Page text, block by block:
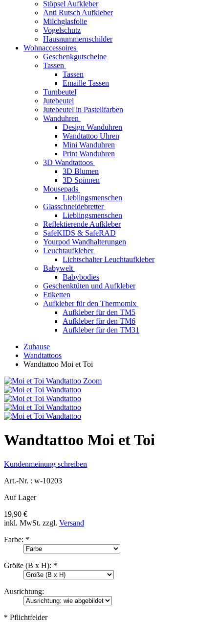
Stöpsel Aufkleber
Anti Rutsch Aufkleber
Milchglasfolie
Vogelschutz
Hausnummernschilder
Wohnaccessoires
Geschenkgutscheine
Tassen
Tassen
Emaille Tassen
Turnbeutel
Jutebeutel
Jutebeutel in Pastellfarben
Wanduhren
Design Wanduhren
Wandtattoo Uhren
Mini Wanduhren
Print Wanduhren
3D Wandtattoos
3D Blumen
3D Spinnen
Mousepads
Lieblingsmenschen
Glasschneidebretter
Lieblingsmenschen
Reflektierende Aufkleber
SafeKIDS & SafeRAD
Yourpod Wandhalterungen
Leuchtaufkleber
Lichtschalter Leuchtaufkleber
Babywelt
Babybodies
Geschenktüten und Aufkleber
Etiketten
Aufkleber für den Thermomix
Aufkleber für den TM5
Aufkleber für den TM6
Aufkleber für den TM31
Zuhause
Wandtattoos
Wandtattoo Moi et Toi
Zoom
Wandtattoo Moi et Toi
Kundenmeinung schreiben
Art.-Nr. : w-10203
Auf Lager
19,90 €
inkl. MwSt. zzgl. Versand
Farbe: *
Größe (B x H): *
Ausrichtung:
* Pflichtfelder